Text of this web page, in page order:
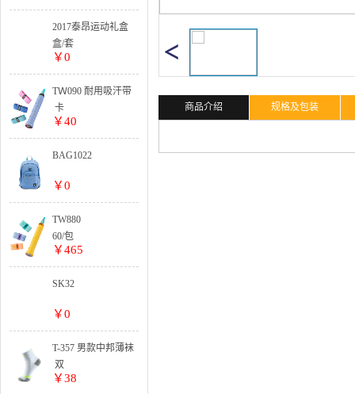
5卡起订
整盒:
25卡出货
2017泰昂运动礼盒
套装系列
盒/套
￥0
TＷ090 耐用吸汗带
卡
￥40
BAG1022
￥0
TW880
60/包
￥465
SK32
￥0
T-357 男款中邦薄袜
双
￥38
商品介绍 规格及包装